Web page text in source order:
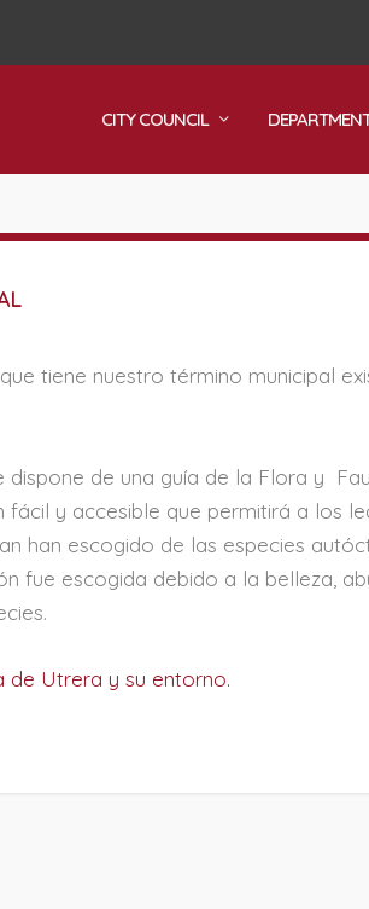
CITY COUNCIL
tiene nuestro término municipal
dispone de una guía de la Flora y
fácil y accesible que permitirá a los
han escogido de las especies
fue escogida debido a la belleza,
de Utrera y su entorno.